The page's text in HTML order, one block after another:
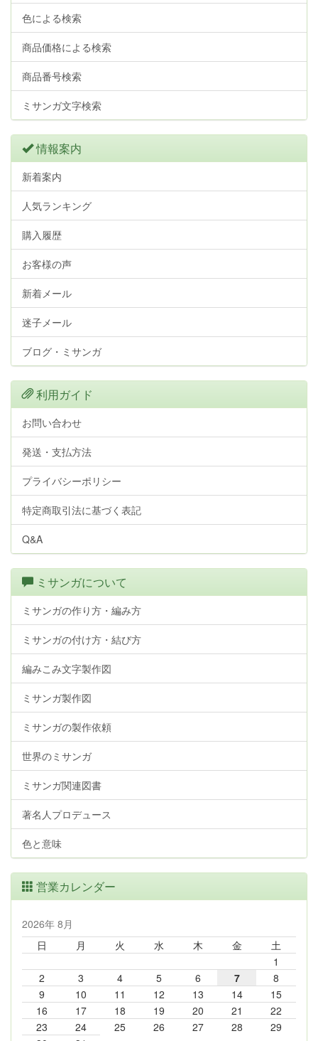
色による検索
商品価格による検索
商品番号検索
ミサンガ文字検索
情報案内
新着案内
人気ランキング
購入履歴
お客様の声
新着メール
迷子メール
ブログ・ミサンガ
利用ガイド
お問い合わせ
発送・支払方法
プライバシーポリシー
特定商取引法に基づく表記
Q&A
ミサンガについて
ミサンガの作り方・編み方
ミサンガの付け方・結び方
編みこみ文字製作図
ミサンガ製作図
ミサンガの製作依頼
世界のミサンガ
ミサンガ関連図書
著名人プロデュース
色と意味
営業カレンダー
2026年 8月
日
月 火 水 木 金
土
1
2
3 4 5 6 7
8
9
10 11 12 13 14
15
16
17 18 19 20 21
22
23
24 25 26 27 28
29